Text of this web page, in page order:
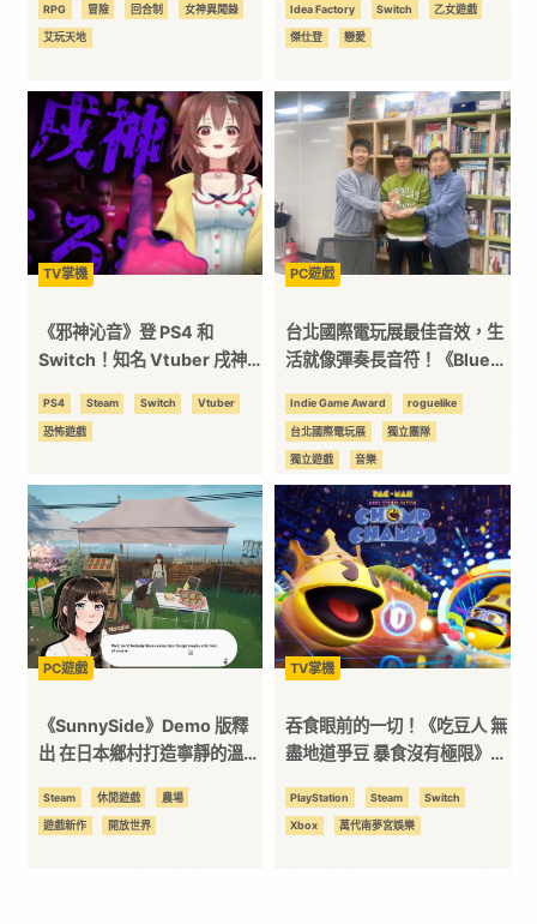
台正式上線！
RPG 冒險 回合制 女神異聞錄
艾玩天地
險！
Idea Factory Switch 乙女遊戲
傑仕登 戀愛
TV掌機
《邪神沁音》登 PS4 和
Switch！知名 Vtuber 戌神
PS4 Steam Switch Vtuber
恐怖遊戲
PC遊戲
台北國際電玩展最佳音效，生
活就像彈奏長音符！《Blue
家探索生活
Indie Game Award roguelike
台北國際電玩展 獨立團隊
獨立遊戲 音樂
PC遊戲
《SunnySide》Demo 版釋
出 在日本鄉村打造寧靜的溫馨
Steam 休閒遊戲 農場
遊戲新作 開放世界
TV掌機
吞食眼前的一切！《吃豆人 無
盡地道爭豆 暴食沒有極限》即
PlayStation Steam Switch
Xbox 萬代南夢宮娛樂